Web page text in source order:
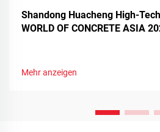
Shandong Huacheng High-
WORLD OF CONCRETE ASIA
Mehr anzeigen